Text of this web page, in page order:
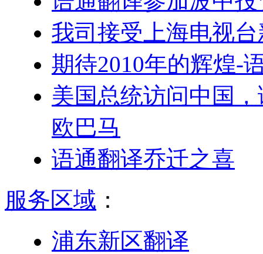
我司接受上海电视
期待2010年的辉煌-
美国总统访问中国
欧巴马
语通翻译乔迁之喜
服务区域 ：
浦东新区翻译